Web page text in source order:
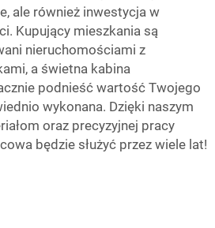
ale również inwestycja w
Kupujący mieszkania są
nieruchomościami z
a świetna kabina
podnieść wartość Twojego
wykonana. Dzięki naszym
oraz precyzyjnej pracy
będzie służyć przez wiele lat!